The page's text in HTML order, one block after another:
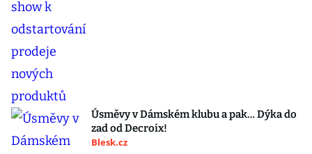
Úsměvy v Dámském klubu a pak… Dýka do
zad od Decroix!
Blesk.cz